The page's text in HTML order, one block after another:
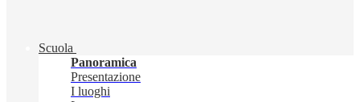
Scuola
Panoramica
Presentazione
I luoghi